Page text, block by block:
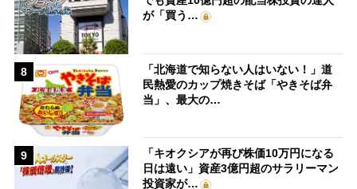
が「買う…
8
「北海道で知らない人はいない！」道
民熱愛のカップ焼きそば「やきそば弁
当」、最大の…
9
「キオクシアが再び株価10万円になる
日は遠い」資産3億円超のサラリーマン
投資家が…